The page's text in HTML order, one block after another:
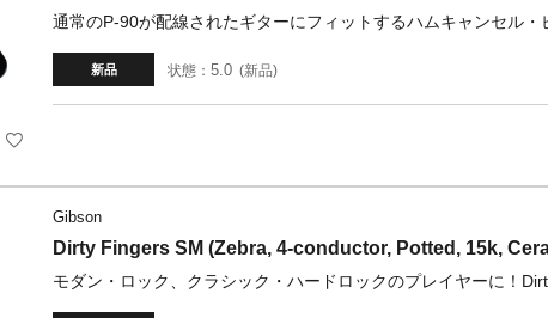
通常のP-90が配線されたギターにフィットするハムキャンセル・
新品 状態： 5.0 新品
Gibson
Dirty Fingers SM (Zebra, 4-conductor, Potted, 15k,
モダン・ロック、クラシック・ハードロックのプレイヤーに！